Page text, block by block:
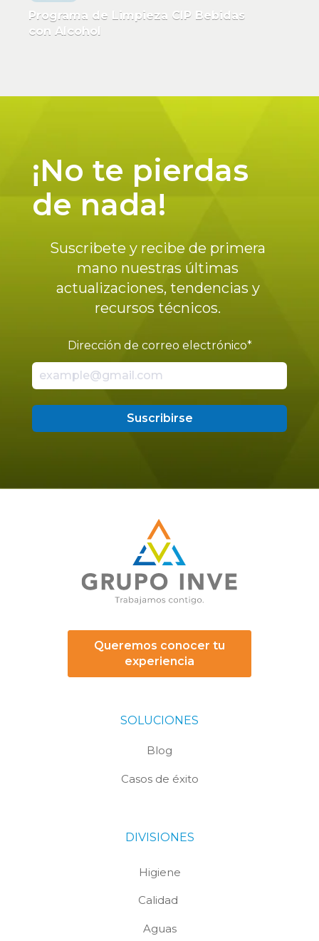
Programa de Limpieza CIP Bebidas
con Alcohol
¡No te pierdas
de nada!
Suscribete y recibe de primera
mano nuestras últimas
actualizaciones, tendencias y
recursos técnicos.
Dirección de correo electrónico*
Queremos conocer tu
experiencia
SOLUCIONES
Blog
Casos de éxito
DIVISIONES
Higiene
Calidad
Aguas